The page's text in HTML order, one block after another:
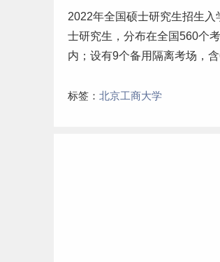
2022年全国硕士研究生招生
士研究生，分布在全国560个
内；设有9个备用隔离考场，
标签： 北京工商大学